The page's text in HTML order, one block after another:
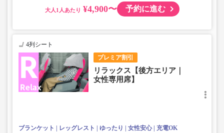
大人 ¥4,900〜 予約に進む
プレミア割引
4列シート
リラックス【後方エリア｜
女性専用席】
ブランケット レッグレスト ゆったり 女性安心 充電OK